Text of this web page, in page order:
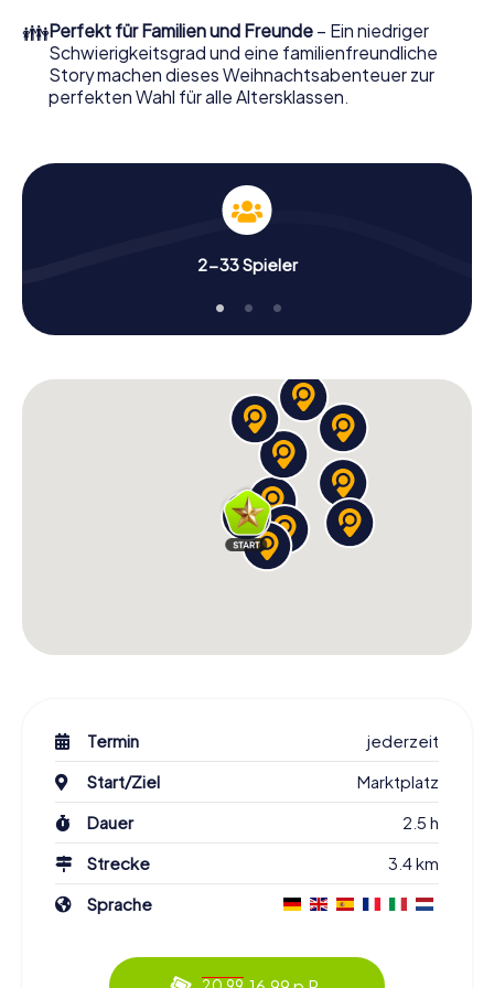
Teambuilding und eine stimmungsvolle
Weihnachtsthematik. Gönnen Sie Ihren Kollegen also
einen unvergesslichen Ausklang des Jahres und planen Sie
unser X-Mas Adventure als Programmpunkt Ihrer
👪Perfekt für Familien und Freunde – Ein niedriger
Schwierigkeitsgrad und eine familienfreundliche
Story machen dieses Weihnachtsabenteuer zur
perfekten Wahl für alle Altersklassen.
2-33 Spieler
Termin
jederzeit
Start/Ziel
Marktplatz
Dauer
2.5 h
Strecke
3.4 km
Sprache